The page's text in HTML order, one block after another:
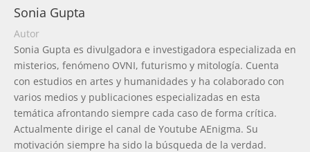
Sonia Gupta
Autor
Sonia Gupta es divulgadora e investigadora especializada en
misterios, fenómeno OVNI, futurismo y mitología. Cuenta
con estudios en artes y humanidades y ha colaborado con
varios medios y publicaciones especializadas en esta
temática afrontando siempre cada caso de forma crítica.
Actualmente dirige el canal de Youtube AEnigma. Su
motivación siempre ha sido la búsqueda de la verdad.